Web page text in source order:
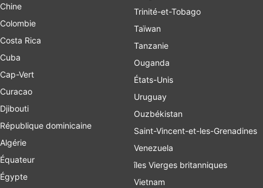
Chine
Colombie
Costa Rica
Cuba
Cap-Vert
Curacao
Djibouti
République dominicaine
Algérie
Équateur
Égypte
Trinité-et-Tobago
Taïwan
Tanzanie
Ouganda
États-Unis
Uruguay
Ouzbékistan
Saint-Vincent-et-les-Grenadines
Venezuela
îles Vierges britanniques
Vietnam